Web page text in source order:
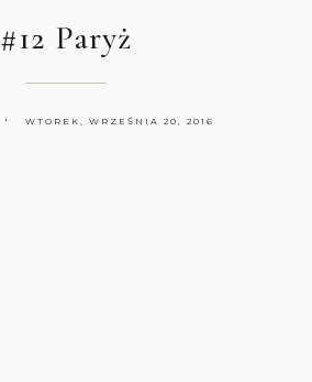
#12 Paryż
WTOREK, WRZEŚNIA 20, 2016